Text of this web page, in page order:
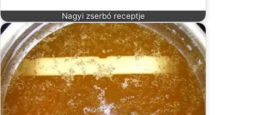
Nagyi zserbó receptje